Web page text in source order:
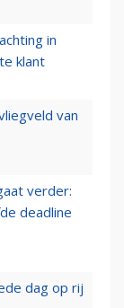
in
klant
van
verder:
deadline
dag op rij